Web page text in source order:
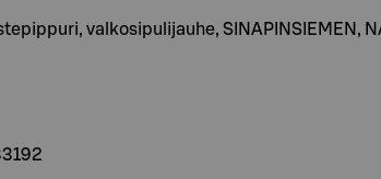
valkosipulijauhe, SINAPINSIEMEN,